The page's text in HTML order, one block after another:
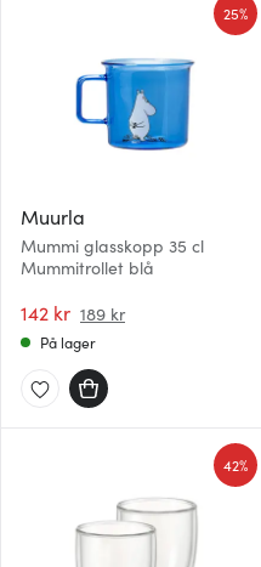
Muurla
Mummi glasskopp 35 cl
Mummitrollet blå
142 kr 189 kr
25%
På lager
42%